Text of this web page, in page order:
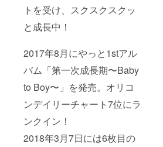
トを受け、スクスクスクッ
と成長中！
2017年8月にやっと1stアル
バム「第一次成長期〜Baby
to Boy〜」を発売。オリコ
ンデイリーチャート7位にラ
ンクイン！
2018年3月7日には6枚目の